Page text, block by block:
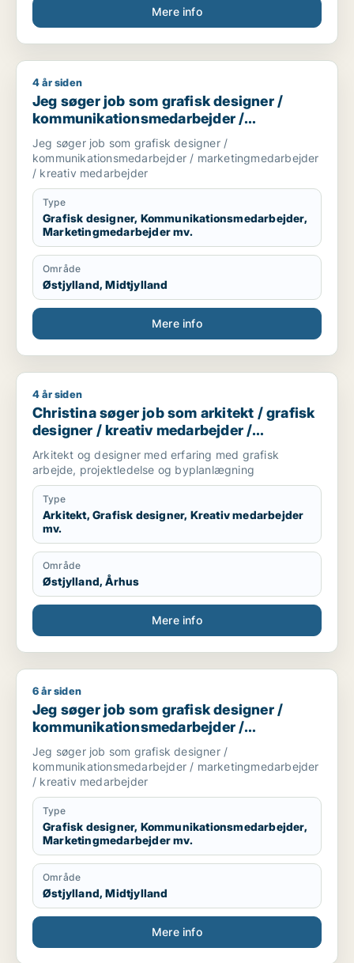
Mere info
Jeg søger job som grafisk designer /
4 år siden
Jeg søger job som grafisk designer /
kommunikationsmedarbejder /
marketingmedarbejder / kreativ
medarbejder
Jeg søger job som grafisk designer /
kommunikationsmedarbejder / marketingmedarbejder
/ kreativ medarbejder
Type
Grafisk designer, Kommunikationsmedarbejder,
Marketingmedarbejder mv.
Område
Østjylland, Midtjylland
Mere info
Christina søger job som arkitekt / grafisk designer /
4 år siden
Christina søger job som arkitekt / grafisk
designer / kreativ medarbejder /
projektleder / teknisk designer
Arkitekt og designer med erfaring med grafisk
arbejde, projektledelse og byplanlægning
Type
Arkitekt, Grafisk designer, Kreativ medarbejder
mv.
Område
Østjylland, Århus
Mere info
Jeg søger job som grafisk designer /
6 år siden
Jeg søger job som grafisk designer /
kommunikationsmedarbejder /
marketingmedarbejder / kreativ
medarbejder
Jeg søger job som grafisk designer /
kommunikationsmedarbejder / marketingmedarbejder
/ kreativ medarbejder
Type
Grafisk designer, Kommunikationsmedarbejder,
Marketingmedarbejder mv.
Område
Østjylland, Midtjylland
Mere info